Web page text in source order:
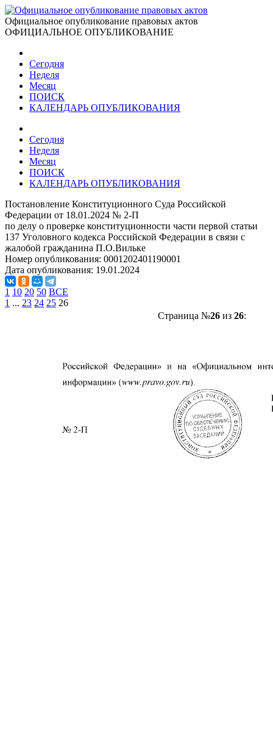
Официальное опубликование правовых актов
ОФИЦИАЛЬНОЕ ОПУБЛИКОВАНИЕ
Сегодня
Неделя
Месяц
ПОИСК
КАЛЕНДАРЬ ОПУБЛИКОВАНИЯ
Сегодня
Неделя
Месяц
ПОИСК
КАЛЕНДАРЬ ОПУБЛИКОВАНИЯ
Постановление Конституционного Суда Российской
Федерации от 18.01.2024 № 2-П
по делу о проверке конституционности части первой статьи
137 Уголовного кодекса Российской Федерации в связи с
жалобой гражданина П.О.Вильке
Номер опубликования: 0001202401190001
Дата опубликования: 19.01.2024
1 10 20 50 ВСЕ
1 ... 23 24 25 26
Страница №26из 26: